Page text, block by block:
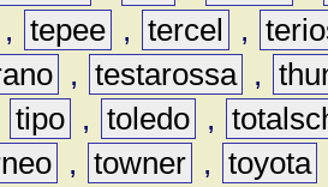
, tepee , tercel ,
, testarossa ,
tipo , toledo ,
, towner , toyota